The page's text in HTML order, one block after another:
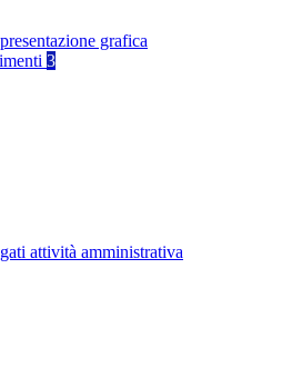
grafica
3
attività amministrativa